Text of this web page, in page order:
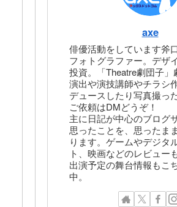
axe
俳優活動をしています斧
フォトグラファー。デザ
投資。「Theatre劇団子」
演出や演技講師やチラシ
デュースしたり写真撮った
ご依頼はDMどうぞ！
主に日記が中心のブログ
思ったことを、思ったま
ります。ゲームやデジタ
ト、映画などのレビューも
出演予定の舞台情報もこ
中。